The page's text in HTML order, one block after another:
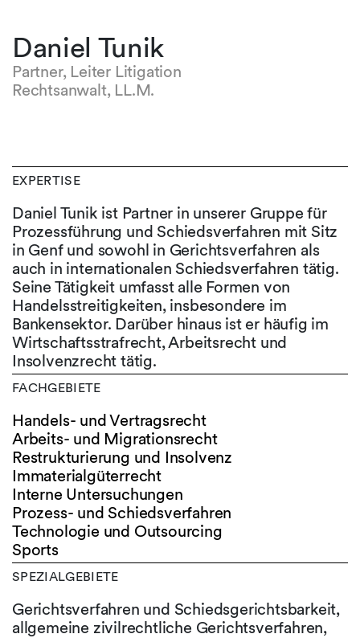
Daniel Tunik
Partner, Leiter Litigation
Rechtsanwalt, LL.M.
EXPERTISE
Daniel Tunik ist Partner in unserer Gruppe für
Prozessführung und Schiedsverfahren mit Sitz
in Genf und sowohl in Gerichtsverfahren als
auch in internationalen Schiedsverfahren tätig.
Seine Tätigkeit umfasst alle Formen von
Handelsstreitigkeiten, insbesondere im
Bankensektor. Darüber hinaus ist er häufig im
Wirtschaftsstrafrecht, Arbeitsrecht und
Insolvenzrecht tätig.
FACHGEBIETE
Handels- und Vertragsrecht
Arbeits- und Migrationsrecht
Restrukturierung und Insolvenz
Immaterialgüterrecht
Interne Untersuchungen
Prozess- und Schiedsverfahren
Technologie und Outsourcing
Sports
SPEZIALGEBIETE
Gerichtsverfahren und Schiedsgerichtsbarkeit,
allgemeine zivilrechtliche Gerichtsverfahren,